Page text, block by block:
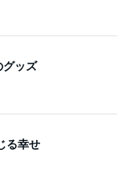
グッズ
る幸せ